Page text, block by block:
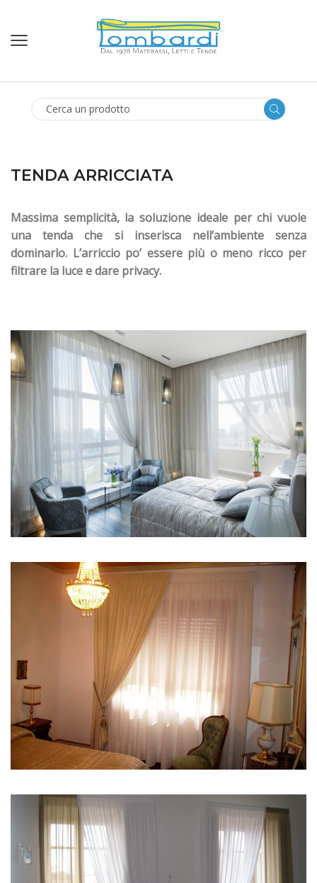
TENDA ARRICCIATA
Massima semplicità, la soluzione ideale per chi vuole
una tenda che si inserisca nell’ambiente senza
dominarlo. L’arriccio po’ essere più o meno ricco per
filtrare la luce e dare privacy.